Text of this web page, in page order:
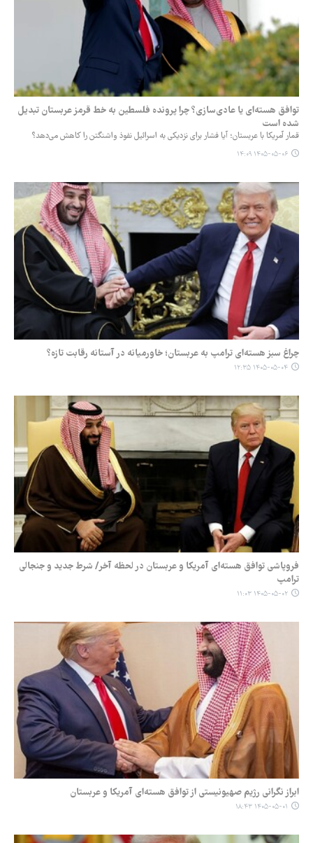
توافق هسته‌ای یا عادی‌سازی؟ چرا پرونده فلسطین به خط قرمز عربستان تبدیل
شده است
قمار آمریکا با عربستان؛ آیا فشار برای نزدیکی به اسرائیل نفوذ واشنگتن را کاهش می‌دهد؟
۱۴۰۵-۰۵-۰۶ ۱۴:۰۹
چراغ سبز هسته‌ای ترامپ به عربستان؛ خاورمیانه در آستانه رقابت تازه؟
۱۴۰۵-۰۵-۰۴ ۱۲:۳۵
فروپاشی توافق هسته‌ای آمریکا و عربستان در لحظه آخر/ شرط جدید و جنجالی
ترامپ
۱۴۰۵-۰۵-۰۲ ۱۱:۰۳
ابراز نگرانی رژیم صهیونیستی از توافق هسته‌ای آمریکا و عربستان
۱۴۰۵-۰۵-۰۱ ۱۸:۴۳